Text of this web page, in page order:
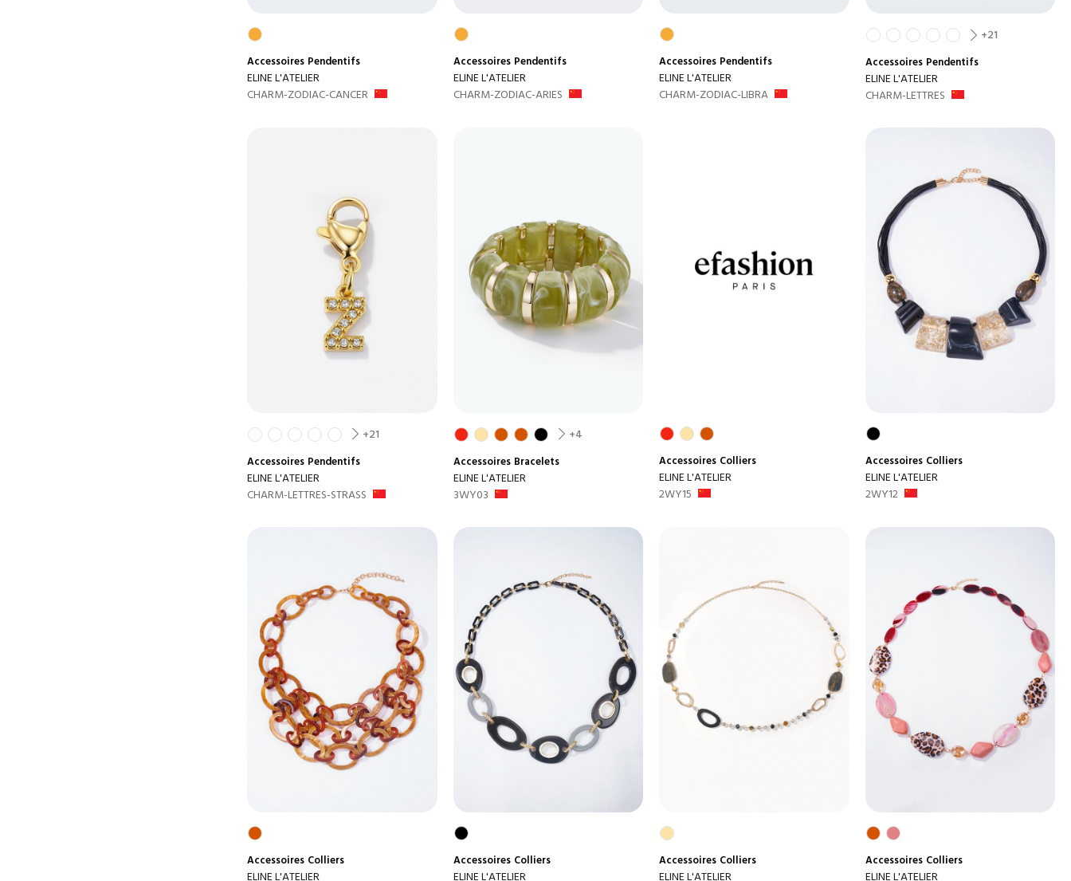
Accessoires Pendentifs
ELINE L'ATELIER
CHARM-ZODIAC-CANCER
Accessoires Pendentifs
ELINE L'ATELIER
CHARM-ZODIAC-ARIES
Accessoires Pendentifs
ELINE L'ATELIER
CHARM-ZODIAC-LIBRA
+21
Accessoires Pendentifs
ELINE L'ATELIER
CHARM-LETTRES
+21
Accessoires Pendentifs
ELINE L'ATELIER
CHARM-LETTRES-STRASS
+4
Accessoires Bracelets
ELINE L'ATELIER
3WY03
Accessoires Colliers
ELINE L'ATELIER
2WY15
Accessoires Colliers
ELINE L'ATELIER
2WY12
Accessoires Colliers
ELINE L'ATELIER
Accessoires Colliers
ELINE L'ATELIER
Accessoires Colliers
ELINE L'ATELIER
Accessoires Colliers
ELINE L'ATELIER